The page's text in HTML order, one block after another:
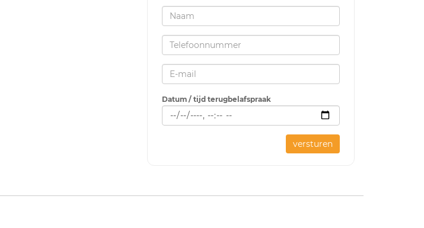
Datum / tijd terugbelafspraak
versturen